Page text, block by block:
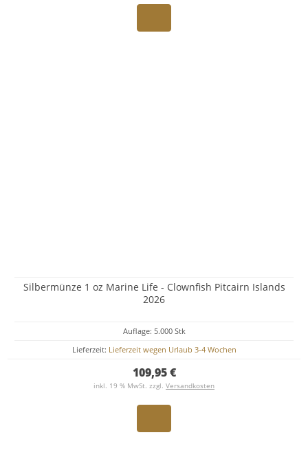
Silbermünze 1 oz Marine Life - Clownfish Pitcairn Islands
2026
Auflage: 5.000 Stk
Lieferzeit: Lieferzeit wegen Urlaub 3-4 Wochen
109,95 €
inkl. 19 % MwSt. zzgl. Versandkosten